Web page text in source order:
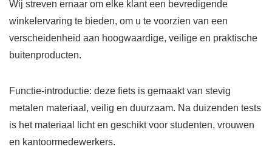
Wij streven ernaar om elke klant een bevredigende
winkelervaring te bieden, om u te voorzien van een
verscheidenheid aan hoogwaardige, veilige en praktische
buitenproducten.
Functie-introductie: deze fiets is gemaakt van stevig
metalen materiaal, veilig en duurzaam. Na duizenden tests
is het materiaal licht en geschikt voor studenten, vrouwen
en kantoormedewerkers.